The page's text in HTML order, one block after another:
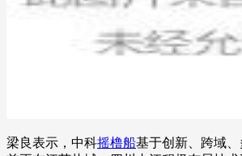
梁良表示，中科摇橹船基于创新、跨域